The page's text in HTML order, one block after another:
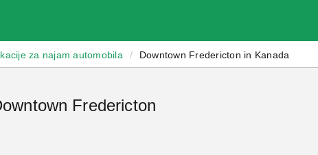
za najam automobila / Downtown Fredericton in Kanada
Fredericton